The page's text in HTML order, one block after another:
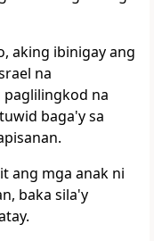
aking ibinigay ang
na
paglilingkod na
baga'y sa
ang mga anak ni
baka sila'y